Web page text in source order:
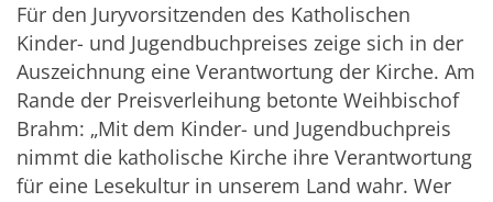
Für den Juryvorsitzenden des Katholischen
Kinder- und Jugendbuchpreises zeige sich in der
Auszeichnung eine Verantwortung der Kirche. Am
Rande der Preisverleihung betonte Weihbischof
Brahm: „Mit dem Kinder- und Jugendbuchpreis
nimmt die katholische Kirche ihre Verantwortung
für eine Lesekultur in unserem Land wahr. Wer